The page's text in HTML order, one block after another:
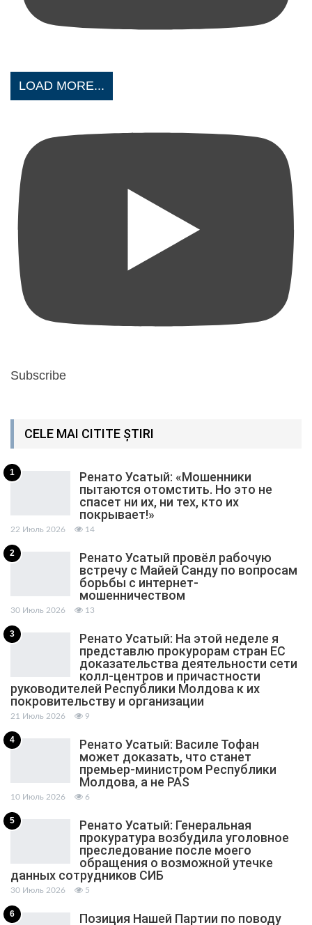
LOAD MORE...
Subscribe
CELE MAI CITITE ȘTIRI
1
Ренато Усатый: «Мошенники
пытаются отомстить. Но это не
спасет ни их, ни тех, кто их
покрывает!»
22 Июль 2026 14
2
Ренато Усатый провёл рабочую
встречу с Майей Санду по вопросам
борьбы с интернет-
мошенничеством
30 Июль 2026 13
3
Ренато Усатый: На этой неделе я
представлю прокурорам стран ЕС
доказательства деятельности сети
колл-центров и причастности
руководителей Республики Молдова к их
покровительству и организации
21 Июль 2026 9
4
Ренато Усатый: Василе Тофан
может доказать, что станет
премьер-министром Республики
Молдова, а не PAS
10 Июль 2026 6
5
Ренато Усатый: Генеральная
прокуратура возбудила уголовное
преследование после моего
обращения о возможной утечке
данных сотрудников СИБ
30 Июль 2026 5
6
Позиция Нашей Партии по поводу